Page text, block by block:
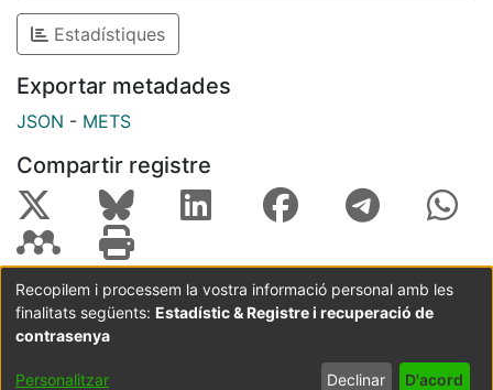
Estadístiques
Exportar metadades
JSON - METS
Compartir registre
Coordinació:CRAI UB Avís legal
Metadades
subjectes a:
Configuració
de cookies
privadesa
Recopilem i processem la vostra informació personal amb les
finalitats següents: Estadístic & Registre i recuperació de
contrasenya
Personalitzar Declinar D'acord